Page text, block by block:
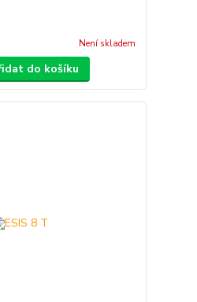
Není skladem
do košíku